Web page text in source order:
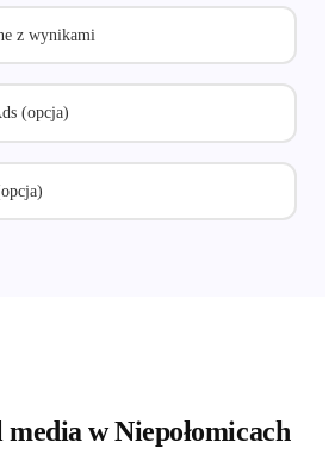
z wynikami
(opcja)
mediaw Niepołomicach